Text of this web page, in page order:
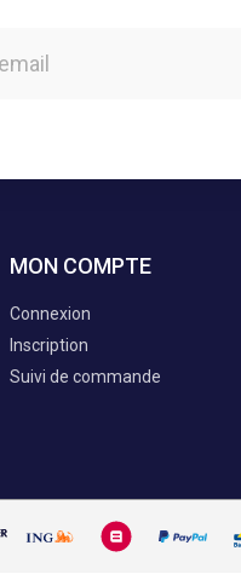
MON COMPTE
Connexion
Inscription
Suivi de commande